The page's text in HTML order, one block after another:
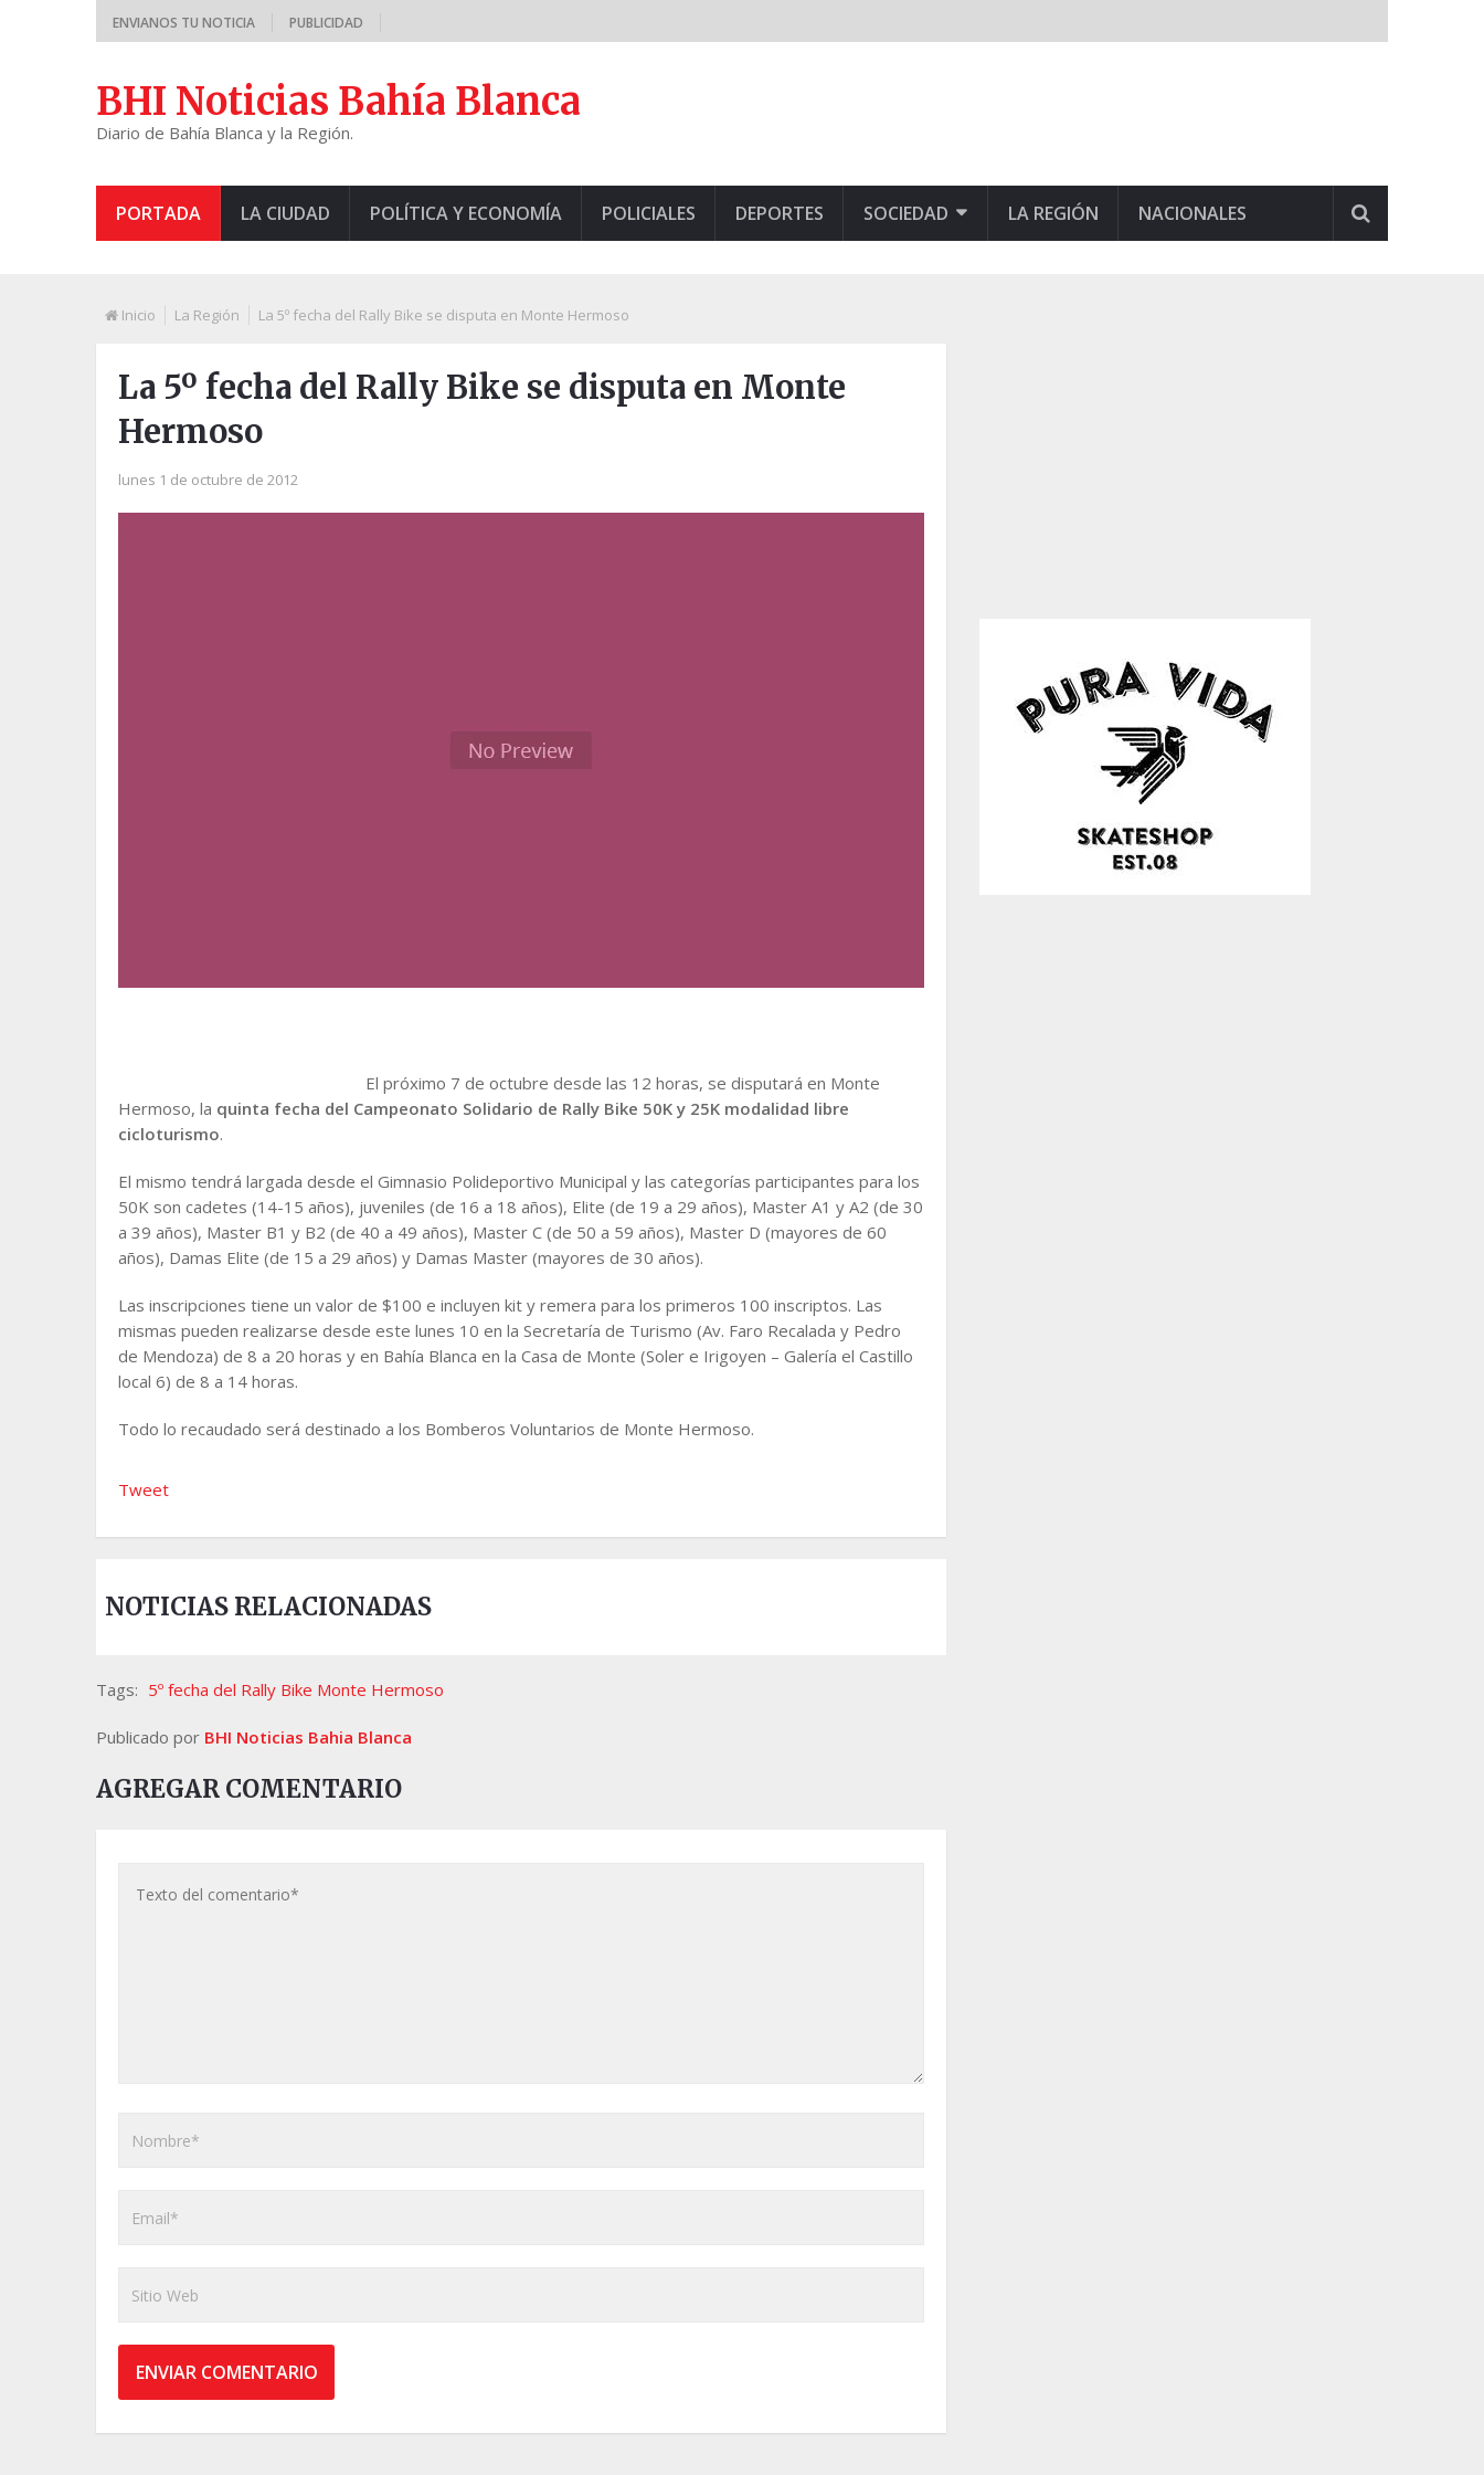
ENVIANOS TU NOTICIA PUBLICIDAD
BHI Noticias Bahía Blanca
Diario de Bahía Blanca y la Región.
PORTADA LA CIUDAD POLÍTICA Y ECONOMÍA POLICIALES DEPORTES SOCIEDAD LA REGIÓN NACIONALES
Inicio La Región La 5º fecha del Rally Bike se disputa en Monte Hermoso
La 5º fecha del Rally Bike se disputa en Monte
Hermoso
lunes 1 de octubre de 2012
El próximo 7 de octubre desde las 12 horas, se disputará en Monte
Hermoso, la quinta fecha del Campeonato Solidario de Rally Bike 50K y 25K modalidad libre
cicloturismo.
El mismo tendrá largada desde el Gimnasio Polideportivo Municipal y las categorías participantes para los
50K son cadetes (14-15 años), juveniles (de 16 a 18 años), Elite (de 19 a 29 años), Master A1 y A2 (de 30
a 39 años), Master B1 y B2 (de 40 a 49 años), Master C (de 50 a 59 años), Master D (mayores de 60
años), Damas Elite (de 15 a 29 años) y Damas Master (mayores de 30 años).
Las inscripciones tiene un valor de $100 e incluyen kit y remera para los primeros 100 inscriptos. Las
mismas pueden realizarse desde este lunes 10 en la Secretaría de Turismo (Av. Faro Recalada y Pedro
de Mendoza) de 8 a 20 horas y en Bahía Blanca en la Casa de Monte (Soler e Irigoyen – Galería el Castillo
local 6) de 8 a 14 horas.
Todo lo recaudado será destinado a los Bomberos Voluntarios de Monte Hermoso.
Tweet
NOTICIAS RELACIONADAS
Tags: 5º fecha del Rally Bike Monte Hermoso
Publicado por BHI Noticias Bahia Blanca
AGREGAR COMENTARIO